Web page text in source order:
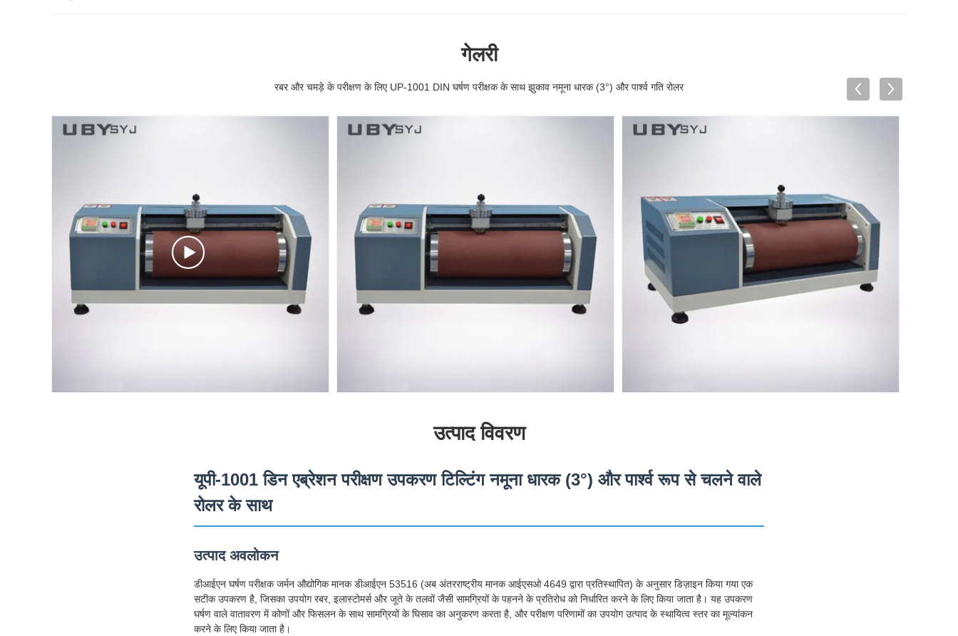
गेलरी
रबर और चमड़े के परीक्षण के लिए UP-1001 DIN घर्षण परीक्षक के साथ झुकाव नमूना धारक (3°) और पार्श्व गति रोलर
उत्पाद विवरण
यूपी-1001 डिन एब्रेशन परीक्षण उपकरण टिल्टिंग नमूना धारक (3°) और पार्श्व रूप से चलने वाले
रोलर के साथ
उत्पाद अवलोकन
डीआईएन घर्षण परीक्षक जर्मन औद्योगिक मानक डीआईएन 53516 (अब अंतरराष्ट्रीय मानक आईएसओ 4649 द्वारा प्रतिस्थापित) के अनुसार डिज़ाइन किया गया एक
सटीक उपकरण है, जिसका उपयोग रबर, इलास्टोमर्स और जूते के तलवों जैसी सामग्रियों के पहनने के प्रतिरोध को निर्धारित करने के लिए किया जाता है। यह उपकरण
घर्षण वाले वातावरण में कोणों और फिसलन के साथ सामग्रियों के घिसाव का अनुकरण करता है, और परीक्षण परिणामों का उपयोग उत्पाद के स्थायित्व स्तर का मूल्यांकन
करने के लिए किया जाता है।